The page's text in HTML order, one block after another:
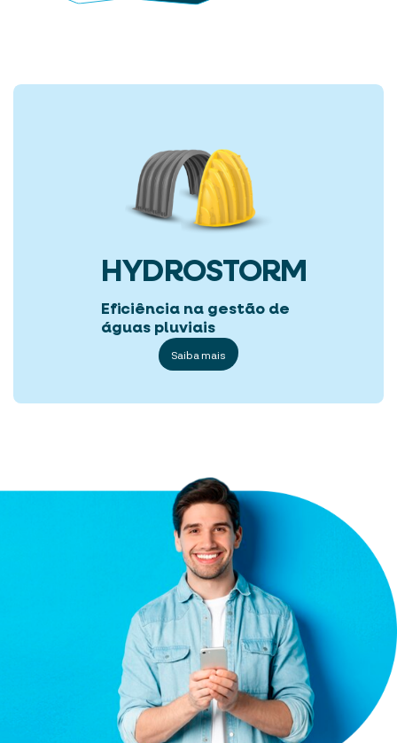
HYDROSTORM
Eficiência na gestão de
águas pluviais
Saiba mais